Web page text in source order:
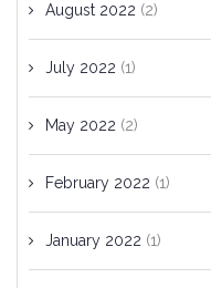
August 2022 (2)
July 2022 (1)
May 2022 (2)
February 2022 (1)
January 2022 (1)